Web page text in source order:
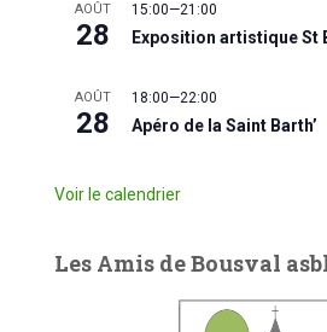
AOÛT
28
15:00—21:00
Exposition artistique St
AOÛT
28
18:00—22:00
Apéro de la Saint Barth’
Voir le calendrier
Les Amis de Bousval